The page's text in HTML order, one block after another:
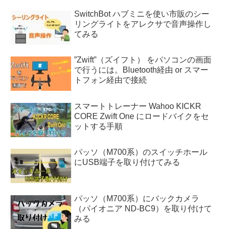
SwitchBot ハブミニを使い市販のシー
リングライトをアレクサで音声操作し
てみる
”Zwift”（ズイフト） をパソコンの画面
で行うには。Bluetooth経由 or スマー
トフォン経由で接続
スマートトレーナー Wahoo KICKR
CORE Zwift One にロードバイクをセ
ットする手順
パッソ（M700系）のスイッチホール
にUSB端子を取り付けてみる
パッソ（M700系）にバックカメラ
（パイオニア ND-BC9）を取り付けて
みる